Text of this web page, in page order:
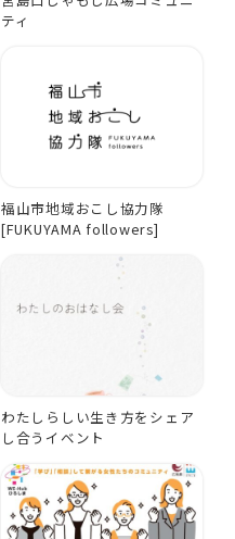
ティ
福山市地域おこし協力隊
[FUKUYAMA followers]
わたしらしい生き方をシェア
し合うイベント